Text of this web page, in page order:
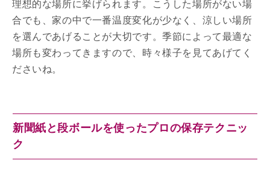
理想的な場所に挙げられます。こうした場所がない場
合でも、家の中で一番温度変化が少なく、涼しい場所
を選んであげることが大切です。季節によって最適な
場所も変わってきますので、時々様子を見てあげてく
ださいね。
新聞紙と段ボールを使ったプロの保存テクニッ
ク